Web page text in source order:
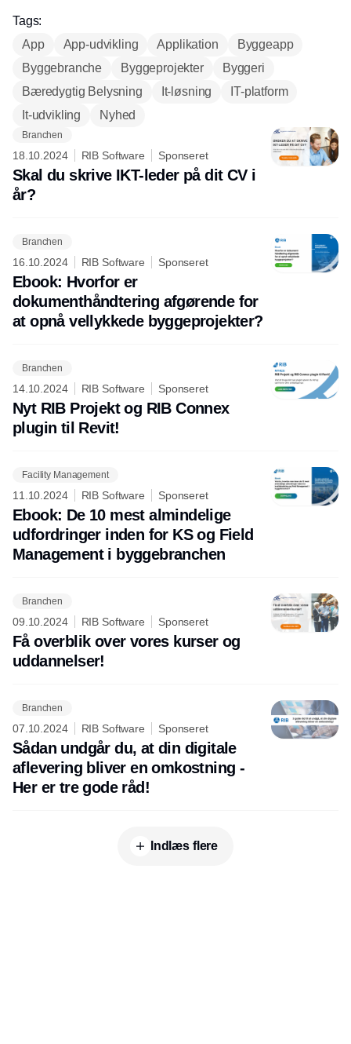
Tags:
App
App-udvikling Applikation
Byggeapp
Byggebranche
Byggeprojekter
Byggeri
Bæredygtig Belysning
It-løsning
IT-platform
It-udvikling
Nyhed
Branchen
18.10.2024 RIB Software Sponseret
Skal du skrive IKT-leder på dit CV i
år?
Branchen
16.10.2024 RIB Software Sponseret
Ebook: Hvorfor er
dokumenthåndtering afgørende for
at opnå vellykkede byggeprojekter?
Branchen
14.10.2024 RIB Software Sponseret
Nyt RIB Projekt og RIB Connex
plugin til Revit!
Facility Management
11.10.2024 RIB Software Sponseret
Ebook: De 10 mest almindelige
udfordringer inden for KS og Field
Management i byggebranchen
Branchen
09.10.2024 RIB Software Sponseret
Få overblik over vores kurser og
uddannelser!
Branchen
07.10.2024 RIB Software Sponseret
Sådan undgår du, at din digitale
aflevering bliver en omkostning -
Her er tre gode råd!
Indlæs flere